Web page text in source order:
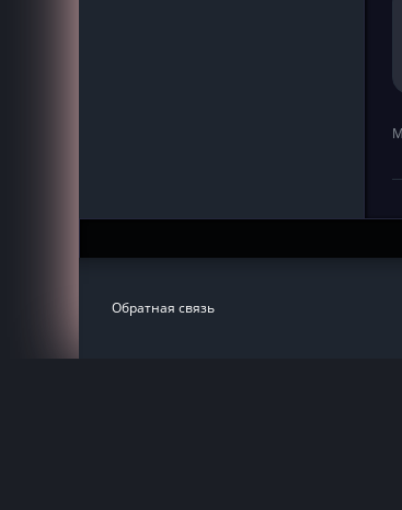
Обратная связь